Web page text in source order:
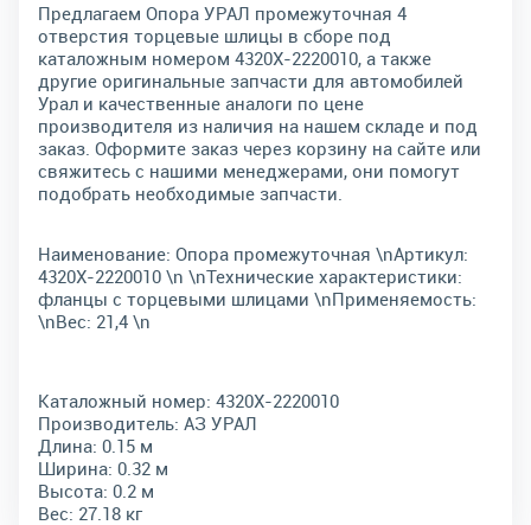
Предлагаем Опора УРАЛ промежуточная 4
отверстия торцевые шлицы в сборе под
каталожным номером 4320Х-2220010, а также
другие оригинальные запчасти для автомобилей
Урал и качественные аналоги по цене
производителя из наличия на нашем складе и под
заказ. Оформите заказ через корзину на сайте или
свяжитесь с нашими менеджерами, они помогут
подобрать необходимые запчасти.
Наименование: Опора промежуточная \nАртикул:
4320Х-2220010 \n \nТехнические характеристики:
фланцы с торцевыми шлицами \nПрименяемость:
\nВес: 21,4 \n
Каталожный номер: 4320Х-2220010
Производитель: АЗ УРАЛ
Длина: 0.15 м
Ширина: 0.32 м
Высота: 0.2 м
Вес: 27.18 кг